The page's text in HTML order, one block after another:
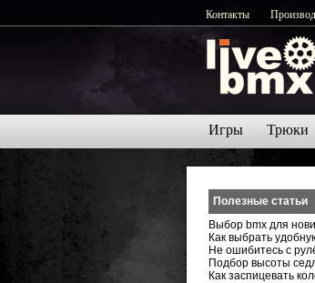
Контакты
Игры Трюки
Полезные статьи
Выбор bmx для
Как выбрать
Не ошибитесь с
Подбор высоты
Как заспицевать